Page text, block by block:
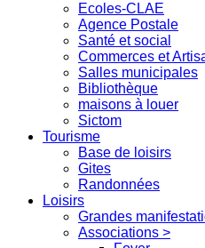
Ecoles-CLAE
Agence Postale
Santé et social
Commerces et
Salles municipales
Bibliothèque
maisons à louer
Sictom
Tourisme
Base de loisirs
Gites
Randonnées
Loisirs
Grandes
Associations >